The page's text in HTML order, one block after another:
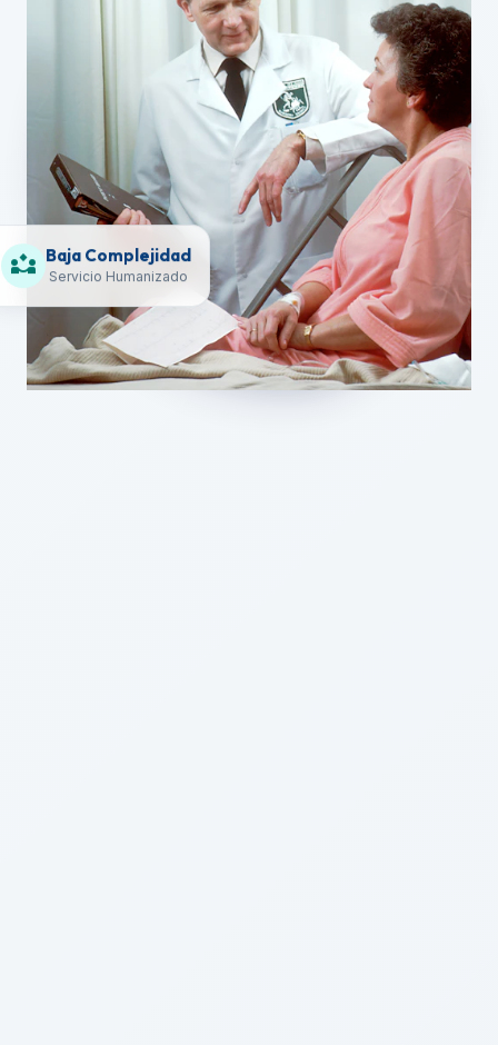
partner_exchange Baja Complejidad
Servicio Humanizado